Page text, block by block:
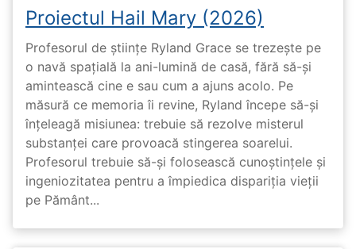
Proiectul Hail Mary (2026)
Profesorul de științe Ryland Grace se trezește pe
o navă spațială la ani-lumină de casă, fără să-și
amintească cine e sau cum a ajuns acolo. Pe
măsură ce memoria îi revine, Ryland începe să-și
înțeleagă misiunea: trebuie să rezolve misterul
substanței care provoacă stingerea soarelui.
Profesorul trebuie să-și folosească cunoștințele și
ingeniozitatea pentru a împiedica dispariția vieții
pe Pământ...